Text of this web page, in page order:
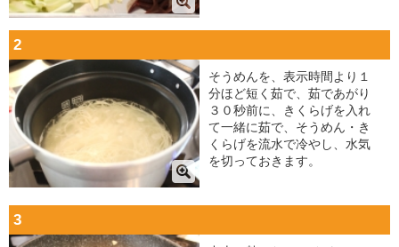
2
そうめんを、表示時間より１
分ほど短く茹で、茹であがり
３０秒前に、きくらげを入れ
て一緒に茹で、そうめん・き
くらげを流水で冷やし、水気
を切っておきます。
3